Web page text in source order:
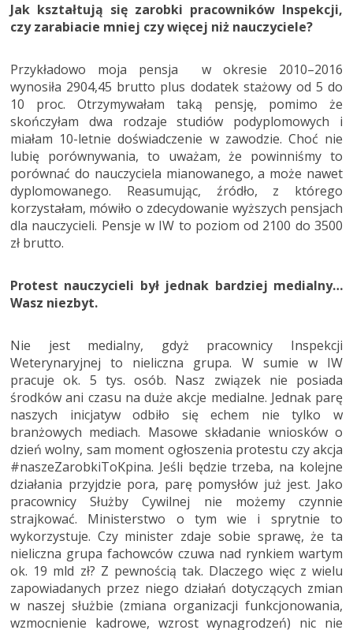
Jak kształtują się zarobki pracowników Inspekcji,
czy zarabiacie mniej czy więcej niż nauczyciele?
Przykładowo moja pensja w okresie 2010–2016
wynosiła 2904,45 brutto plus dodatek stażowy od 5 do
10 proc. Otrzymywałam taką pensję, pomimo że
skończyłam dwa rodzaje studiów podyplomowych i
miałam 10-letnie doświadczenie w zawodzie. Choć nie
lubię porównywania, to uważam, że powinniśmy to
porównać do nauczyciela mianowanego, a może nawet
dyplomowanego. Reasumując, źródło, z którego
korzystałam, mówiło o zdecydowanie wyższych pensjach
dla nauczycieli. Pensje w IW to poziom od 2100 do 3500
zł brutto.
Protest nauczycieli był jednak bardziej medialny…
Wasz niezbyt.
Nie jest medialny, gdyż pracownicy Inspekcji
Weterynaryjnej to nieliczna grupa. W sumie w IW
pracuje ok. 5 tys. osób. Nasz związek nie posiada
środków ani czasu na duże akcje medialne. Jednak parę
naszych inicjatyw odbiło się echem nie tylko w
branżowych mediach. Masowe składanie wniosków o
dzień wolny, sam moment ogłoszenia protestu czy akcja
#naszeZarobkiToKpina. Jeśli będzie trzeba, na kolejne
działania przyjdzie pora, parę pomysłów już jest. Jako
pracownicy Służby Cywilnej nie możemy czynnie
strajkować. Ministerstwo o tym wie i sprytnie to
wykorzystuje. Czy minister zdaje sobie sprawę, że ta
nieliczna grupa fachowców czuwa nad rynkiem wartym
ok. 19 mld zł? Z pewnością tak. Dlaczego więc z wielu
zapowiadanych przez niego działań dotyczących zmian
w naszej służbie (zmiana organizacji funkcjonowania,
wzmocnienie kadrowe, wzrost wynagrodzeń) nic nie